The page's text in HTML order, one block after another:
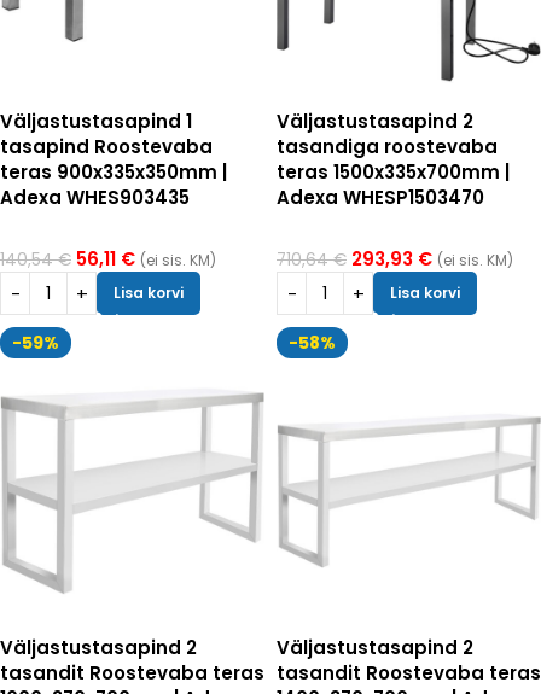
Väljastustasapind 1
tasapind Roostevaba
teras 900x335x350mm |
Adexa WHES903435
140,54€ 56,11 € (ei sis. KM)
Lisa korvi
Väljastustasapind 2
tasandiga roostevaba
teras 1500x335x700mm |
Adexa WHESP1503470
710,64€ 293,93 € (ei sis. KM)
Lisa korvi
-59%
Väljastustasapind 2
tasandit Roostevaba teras
-58%
Väljastustasapind 2
tasandit Roostevaba teras